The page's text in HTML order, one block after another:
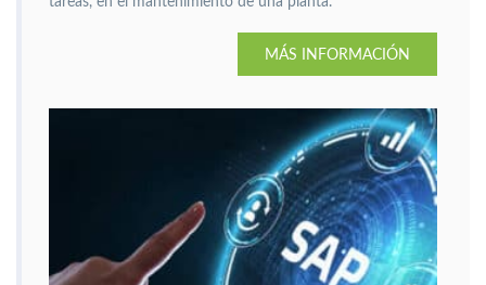
MÁS INFORMACIÓN